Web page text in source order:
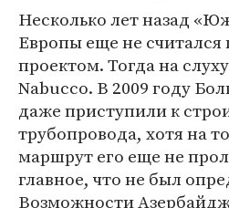
Несколько лет назад
Европы еще не
проектом. Тогда на
Nabucco. В 2009 году
даже приступили к
трубопровода, хотя на
маршрут его еще не
главное, что не был
Возможности